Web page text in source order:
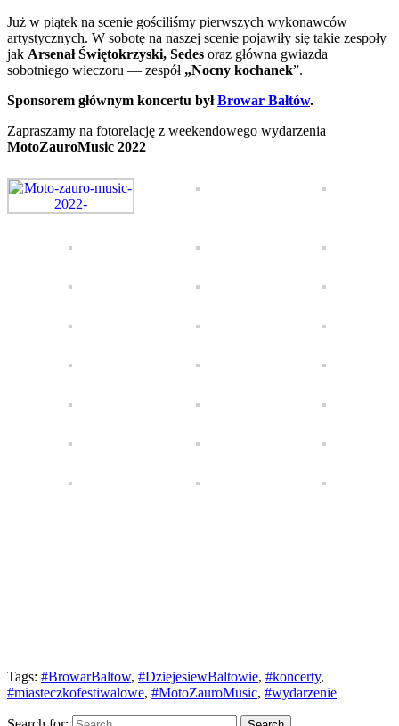
Już w piątek na scenie gościliśmy pierwszych wykonawców
artystycznych. W sobotę na naszej scenie pojawiły się takie zespoły
jak Arsenał Świętokrzyski, Sedes oraz główna gwiazda
sobotniego wieczoru — zespół„Nocny kochanek”.
Sponsorem głównym koncertu byłBrowar Bałtów.
Zapraszamy na fotorelację z weekendowego wydarzenia
MotoZauroMusic 2022
Tags: #BrowarBaltow, #DziejesiewBaltowie, #koncerty,
#miasteczkofestiwalowe, #MotoZauroMusic, #wydarzenie